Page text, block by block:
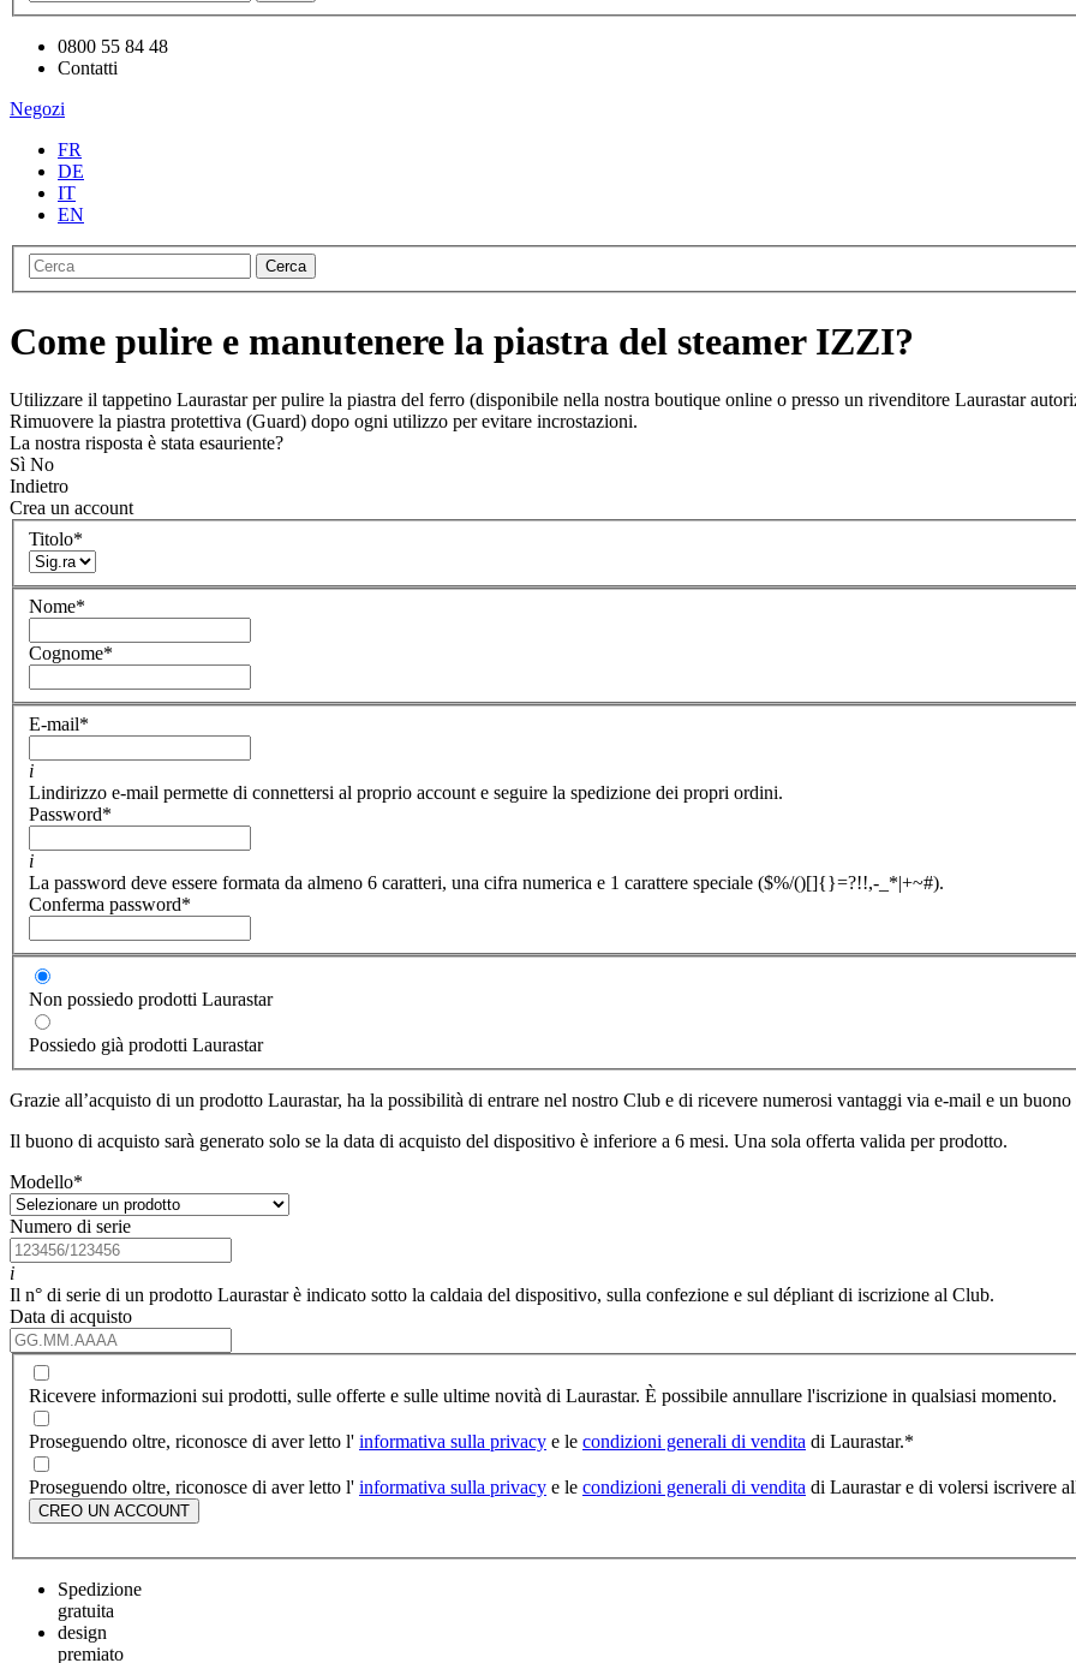
0800 55 84 48
Contatti
Negozi
FR
DE
IT
EN
Cerca
Come pulire e manutenere la piastra del steamer IZZI?
Utilizzare il tappetino Laurastar per pulire la piastra del ferro (disponibile nella nostra boutique online o presso un rivenditore Laurastar
Rimuovere la piastra protettiva (Guard) dopo ogni utilizzo per evitare incrostazioni.
La nostra risposta è stata esauriente?
Sì No
Indietro
Crea un account
Titolo*
Nome*
Cognome*
E-mail*
i
Lindirizzo e-mail permette di connettersi al proprio account e seguire la spedizione dei propri ordini.
Password*
i
La password deve essere formata da almeno 6 caratteri, una cifra numerica e 1 carattere speciale ($%/()[]{}=?!!,-_*|+~#).
Conferma password*
Non possiedo prodotti Laurastar
Possiedo già prodotti Laurastar
Grazie all’acquisto di un prodotto Laurastar, ha la possibilità di entrare nel nostro Club e di ricevere numerosi vantaggi via e-mail e un
Il buono di acquisto sarà generato solo se la data di acquisto del dispositivo è inferiore a 6 mesi. Una sola offerta valida per prodotto.
Modello*
Numero di serie
i
Il n° di serie di un prodotto Laurastar è indicato sotto la caldaia del dispositivo, sulla confezione e sul dépliant di iscrizione al Club.
Data di acquisto
Ricevere informazioni sui prodotti, sulle offerte e sulle ultime novità di Laurastar. È possibile annullare l'iscrizione in qualsiasi momento.
Proseguendo oltre, riconosce di aver letto l' informativa sulla privacy e le condizioni generali di vendita di Laurastar.*
Proseguendo oltre, riconosce di aver letto l' informativa sulla privacy e le condizioni generali di vendita di Laurastar e di volersi iscrivere
CREO UN ACCOUNT
Spedizione
gratuita
design
premiato